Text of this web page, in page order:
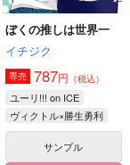
ぼくの推しは世界一
イチジク
専売 787円 （税込）
ユーリ!!! on ICE
ヴィクトル×勝生勇利
サンプル